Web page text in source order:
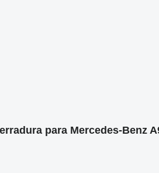
para Mercedes-Benz